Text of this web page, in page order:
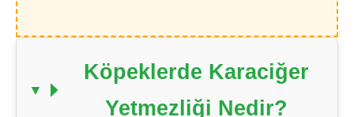
Köpeklerde Karaciğer
Yetmezliği Nedir?